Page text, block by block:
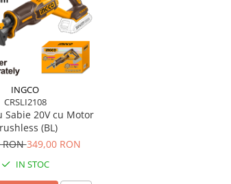
INGCO
CRSLI2108
Sabie 20V cu Motor
(BL)
RON349,00 RON
IN STOC